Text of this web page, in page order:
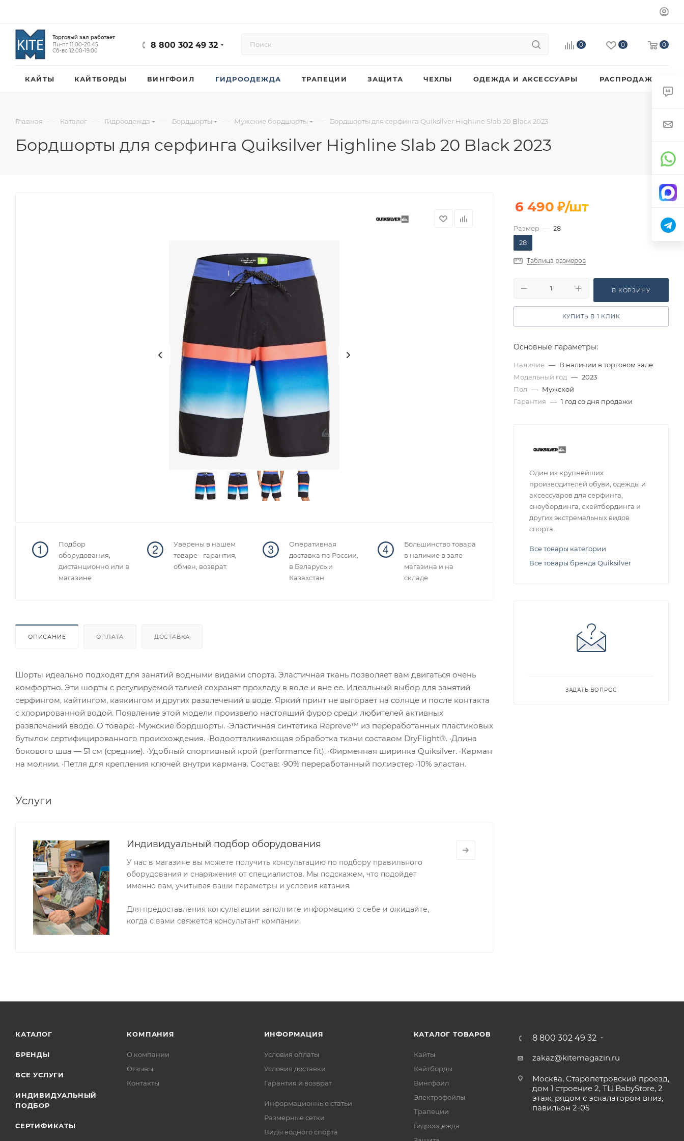
Торговый зал работает
Пн-пт 11:00-20:45
Сб-вс 12:00-19:00
8 800 302 49 32 0 0 0
КАЙТЫ КАЙТБОРДЫ ВИНГФОИЛ ГИДРООДЕЖДА ТРАПЕЦИИ ЗАЩИТА ЧЕХЛЫ ОДЕЖДА И АКСЕССУАРЫ РАСПРОДАЖА
Главная — Каталог — Гидроодежда — Бордшорты — Мужские бордшорты — Бордшорты для серфинга Quiksilver Highline Slab 20 Black 2023
Бордшорты для серфинга Quiksilver Highline Slab 20 Black 2023
Подбор
оборудования,
дистанционно или в
магазине
Уверены в нашем
товаре - гарантия,
обмен, возврат.
Оперативная
доставка по России,
в Беларусь и
Казахстан
Большинство товара
в наличие в зале
магазина и на
складе
ОПИСАНИЕ ОПЛАТА ДОСТАВКА
Шорты идеально подходят для занятий водными видами спорта. Эластичная ткань позволяет вам двигаться очень
комфортно. Эти шорты с регулируемой талией сохранят прохладу в воде и вне ее. Идеальный выбор для занятий
серфингом, кайтингом, каякингом и других развлечений в воде. Яркий принт не выгорает на солнце и после контакта
с хлорированной водой. Появление этой модели произвело настоящий фурор среди любителей активных
развлечений вводе. О товаре: ·Мужские бордшорты. ·Эластичная синтетика Repreve™ из переработанных пластиковых
бутылок сертифицированного происхождения. ·Водоотталкивающая обработка ткани составом DryFlight®. ·Длина
бокового шва — 51 см (средние). ·Удобный спортивный крой (performance fit). ·Фирменная ширинка Quiksilver. ·Карман
на молнии. ·Петля для крепления ключей внутри кармана. Состав: ·90% переработанный полиэстер ·10% эластан.
Услуги
Индивидуальный подбор оборудования
У нас в магазине вы можете получить консультацию по подбору правильного
оборудования и снаряжения от специалистов. Мы подскажем, что подойдет
именно вам, учитывая ваши параметры и условия катания.
Для предоставления консультации заполните информацию о себе и ожидайте,
когда с вами свяжется консультант компании.
6 490 ₽/шт
Размер — 28
28
Таблица размеров
В КОРЗИНУ
КУПИТЬ В 1 КЛИК
Основные параметры:
Наличие — В наличии в торговом зале
Модельный год — 2023
Пол — Мужской
Гарантия — 1 год со дня продажи
Один из крупнейших
производителей обуви, одежды и
аксессуаров для серфинга,
сноубординга, скейтбординга и
других экстремальных видов
спорта.
Все товары категории
Все товары бренда Quiksilver
ЗАДАТЬ ВОПРОС
КАТАЛОГ
БРЕНДЫ
ВСЕ УСЛУГИ
ИНДИВИДУАЛЬНЫЙ
ПОДБОР
СЕРТИФИКАТЫ
КОМПАНИЯ
О компании
Отзывы
Контакты
ИНФОРМАЦИЯ
Условия оплаты
Условия доставки
Гарантия и возврат
Информационные статьи
Размерные сетки
Виды водного спорта
КАТАЛОГ ТОВАРОВ
Кайты
Кайтборды
Вингфоил
Электрофойлы
Трапеции
Гидроодежда
8 800 302 49 32
zakaz@kitemagazin.ru
Москва, Старопетровский проезд,
дом 1 строение 2, ТЦ BabyStore, 2
этаж, рядом с эскалатором вниз,
павильон 2-05